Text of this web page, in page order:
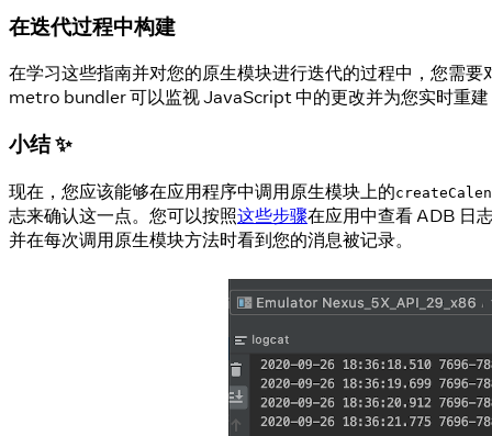
在迭代过程中构建
在学习这些指南并对您的原生模块进行迭代的过程中，您需
metro bundler 可以监视 JavaScript 中的更改并为您实时重
小结 ✨
现在，您应该能够在应用程序中调用原生模块上的
志来确认这一点。您可以按照这些步骤在应用中查看 ADB 日
并在每次调用原生模块方法时看到您的消息被记录。